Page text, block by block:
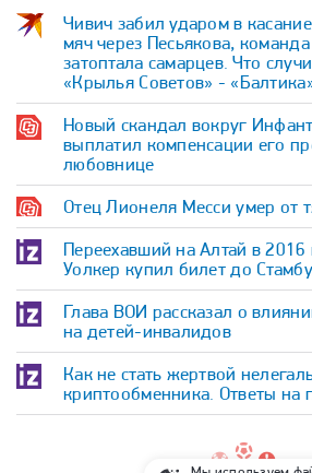
Чивич забил ударом в
мяч через Песьякова,
затоптала самарцев. Что
«Крылья Советов» -
Новый скандал вокруг
выплатил компенсации его
любовнице
Отец Лионеля Месси умер от
Переехавший на Алтай в
Уолкер купил билет до
Глава ВОИ рассказал о
на детей-инвалидов
Как не стать жертвой
криптообменника. Ответы на